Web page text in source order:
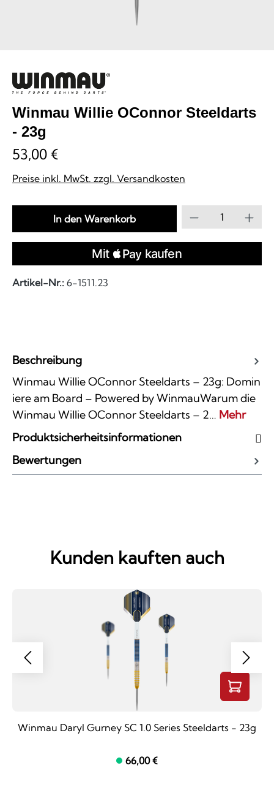
Winmau Willie OConnor Steeldarts
- 23g
53,00 €
Preise inkl. MwSt. zzgl. Versandkosten
Produkt
In den Warenkorb
Artikel-Nr.: 6-1511.23
Beschreibung
Winmau Willie OConnor Steeldarts – 23g: Domin
iere am Board – Powered by WinmauWarum die
Winmau Willie OConnor Steeldarts – 2… Mehr
Produktsicherheitsinformationen
Bewertungen
Kunden kauften auch
Winmau Daryl Gurney SC 1.0 Series Steeldarts - 23g
66,00 €